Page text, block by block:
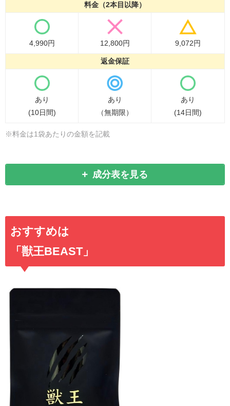
料金（2本目以降）
4,990円 12,800円 9,072円
返金保証
あり
(10日間)
あり
（無期限）
あり
(14日間)
※料金は1袋あたりの金額を記載
成分表を見る
おすすめは
「獣王BEAST」